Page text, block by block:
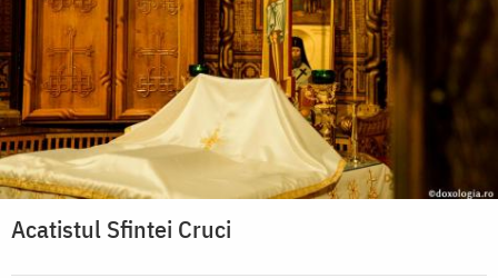
Acatistul Sfintei Cruci